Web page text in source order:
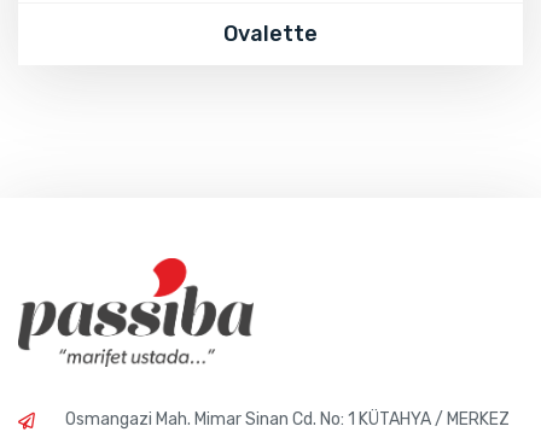
Ovalette
Osmangazi Mah. Mimar Sinan Cd. No: 1 KÜTAHYA / MERKEZ